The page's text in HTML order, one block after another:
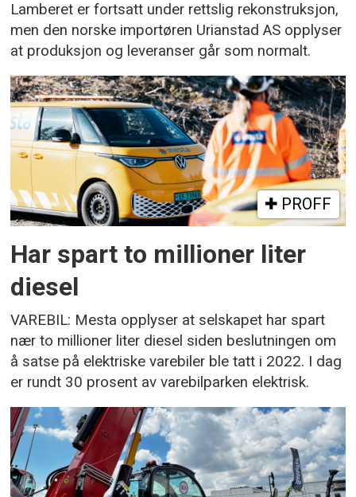
Lamberet er fortsatt under rettslig rekonstruksjon,
men den norske importøren Urianstad AS opplyser
at produksjon og leveranser går som normalt.
PROFF
Har spart to millioner liter
diesel
VAREBIL: Mesta opplyser at selskapet har spart
nær to millioner liter diesel siden beslutningen om
å satse på elektriske varebiler ble tatt i 2022. I dag
er rundt 30 prosent av varebilparken elektrisk.